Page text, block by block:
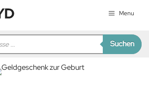
Menu
Suchen